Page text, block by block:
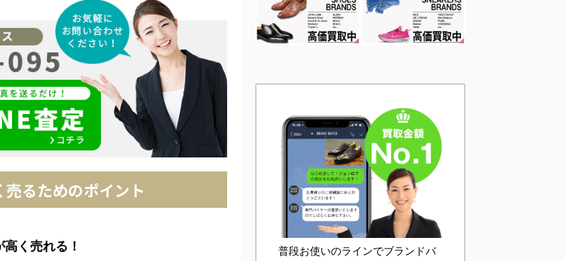
るためのポイント
く売れる！
普段お使いのラインでブランドバ